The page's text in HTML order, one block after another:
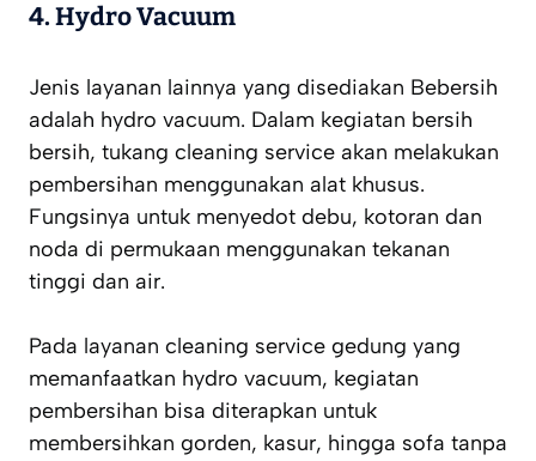
4.Hydro Vacuum
Jenis layanan lainnya yang disediakan Bebersih
adalah hydro vacuum. Dalam kegiatan bersih
bersih, tukang cleaning service akan melakukan
pembersihan menggunakan alat khusus.
Fungsinya untuk menyedot debu, kotoran dan
noda di permukaan menggunakan tekanan
tinggi dan air.
Pada layanan cleaning service gedung yang
memanfaatkan hydro vacuum, kegiatan
pembersihan bisa diterapkan untuk
membersihkan gorden, kasur, hingga sofa tanpa